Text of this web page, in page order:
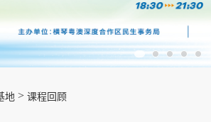
地 > 课程回顾